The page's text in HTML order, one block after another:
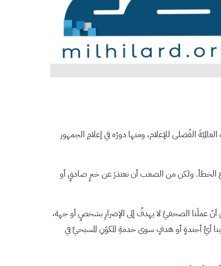
الفُضلى للإعلام، ومنها دورُه في إعلامِ الجمهور
الخطأ. ولكن من الصعب أن نعتذرَ عن خبرٍ صادقٍ أو
أنّ عملَنا الصحفيَّ لا يهدفُ إلى الإضرارِ بشخصٍ أو جهة،
أيُّ أجندةٍ أو هدفٍ سوى خدمةِ المكوّنِ المسيحيِّ في